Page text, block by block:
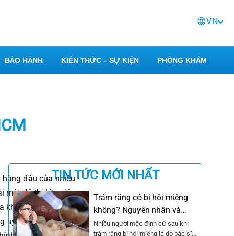
VN
BẢO HÀNH KIẾN THỨC – SỰ KIỆN PHÒNG KHÁM
đầu của nhiều
một đô thị lớn, việc
khoa là điều không
uy tín TPHCM dựa
TIN TỨC MỚI NHẤT
Trám răng có bị hôi miệng
không? Nguyên nhân và
cách khắc phục
Nhiều người mặc định cứ sau khi
trám răng bị hôi miệng là do bác sĩ